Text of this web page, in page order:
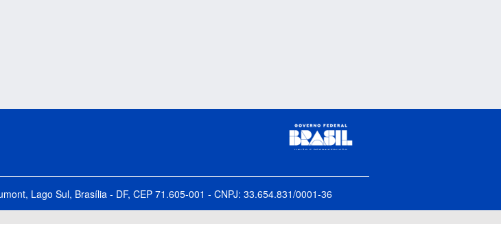
Lago Sul, Brasília - DF, CEP 71.605-001 - CNPJ: 33.654.831/0001-36